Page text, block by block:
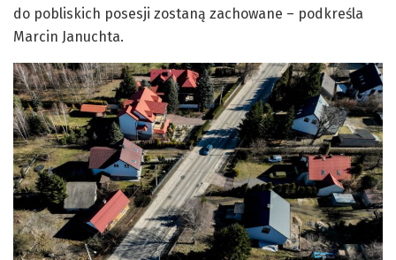
do pobliskich posesji zostaną zachowane – podkreśla
Marcin Januchta.